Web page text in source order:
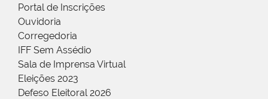
Portal de Inscrições
Ouvidoria
Corregedoria
IFF Sem Assédio
Sala de Imprensa Virtual
Eleições 2023
Defeso Eleitoral 2026